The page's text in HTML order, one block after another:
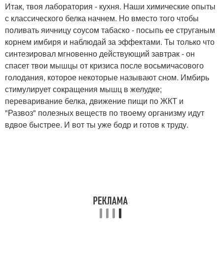
Итак, твоя лаборатория - кухня. Наши химические опыты
с классического белка начнем. Но вместо того чтобы
поливать яичницу соусом табаско - посыпь ее струганым
корнем имбиря и наблюдай за эффектами. Ты только что
синтезировал мгновенно действующий завтрак - он
спасет твои мышцы от кризиса после восьмичасового
голодания, которое некоторые называют сном. Имбирь
стимулирует сокращения мышц в желудке;
переваривание белка, движение пищи по ЖКТ и
"Развоз" полезных веществ по твоему организму идут
вдвое быстрее. И вот ты уже бодр и готов к труду.